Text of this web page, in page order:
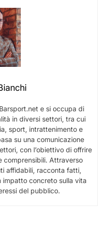
e si occupa di
in diversi settori, tra cui
sport, intrattenimento e
su una comunicazione
con l’obiettivo di offrire
comprensibili. Attraverso
affidabili, racconta fatti,
impatto concreto sulla vita
del pubblico.